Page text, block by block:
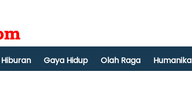
Hiburan Gaya Hidup Olah Raga Humanika